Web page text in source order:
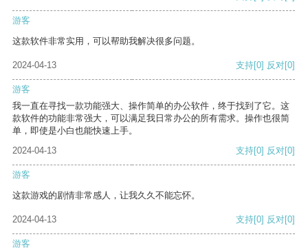
游客
这款软件非常实用，可以帮助我解决很多问题。
2024-04-13 支持[0] 反对[0]
游客
我一直在寻找一款功能强大、操作简单的办公软件，终于找到了它。这
款软件的功能非常强大，可以满足我日常办公的所有需求。操作也很简
单，即使是小白也能快速上手。
2024-04-13
支持[0] 反对[0]
游客
这款游戏的剧情非常感人，让我久久不能忘怀。
2024-04-13 支持[0] 反对[0]
游客